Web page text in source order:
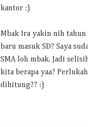
kantor :)
Mbak Ira yakin nih tahun
baru masuk SD? Saya
SMA loh mbak. Jadi
kita berapa yaa? Perlukah
dihitung?? :)